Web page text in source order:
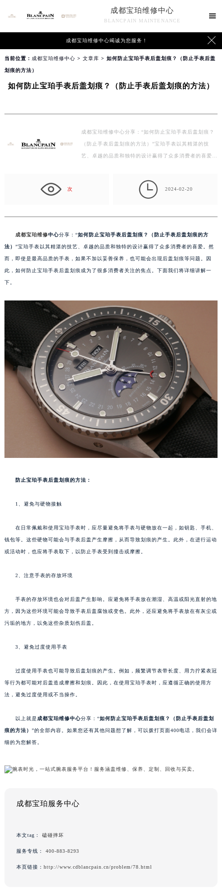
成都宝珀维修中心
BLANCPAIN MAINTENANCE

成都宝珀维修中心竭诚为您服务！ 
当前位置： 成都宝珀维修中心 > 文章库 > 如何防止宝珀手表后盖划痕？（防止手表后盖
划痕的方法）
如何防止宝珀手表后盖划痕？（防止手表后盖划痕的方法）
成都宝珀维修中心分享：“如何防止宝珀手表后盖划痕？
（防止手表后盖划痕的方法）”宝珀手表以其精湛的技
艺、卓越的品质和独特的设计赢得了众多消费者的喜爱。
次  2024-02-20
成都宝珀维修中心分享：“如何防止宝珀手表后盖划痕？（防止手表后盖划痕的方
法） ”宝珀手表以其精湛的技艺、卓越的品质和独特的设计赢得了众多消费者的喜爱。然
而，即使是最高品质的手表，如果不加以妥善保养，也可能会出现后盖划痕等问题。因
此，如何防止宝珀手表后盖划痕成为了很多消费者关注的焦点。下面我们将详细讲解一
下。
防止宝珀手表后盖划痕的方法：
1、避免与硬物接触
在日常佩戴和使用宝珀手表时，应尽量避免将手表与硬物放在一起，如钥匙、手机、
钱包等。这些硬物可能会与手表后盖产生摩擦，从而导致划痕的产生。此外，在进行运动
或活动时，也应将手表取下，以防止手表受到撞击或摩擦。
2、注意手表的存放环境
手表的存放环境也会对后盖产生影响。应避免将手表放在潮湿、高温或阳光直射的地
方，因为这些环境可能会导致手表后盖腐蚀或变色。此外，还应避免将手表放在有灰尘或
污垢的地方，以免这些杂质划伤后盖。
3、避免过度使用手表
过度使用手表也可能导致后盖划痕的产生。例如，频繁调节表带长度、用力拧紧表冠
等行为都可能对后盖造成摩擦和划痕。因此，在使用宝珀手表时，应遵循正确的使用方
法，避免过度使用或不当操作。
以上就是成都宝珀维修中心分享：“如何防止宝珀手表后盖划痕？（防止手表后盖划
痕的方法） ”的全部内容。如果您还有其他问题想了解，可以拨打页面400电话，我们会详
细的为您解答。
成都宝珀服务中心
本文tag： 磕碰摔坏
服务专线： 400-883-8293
本页链接： http://www.cdblancpain.cn/problem/78.html